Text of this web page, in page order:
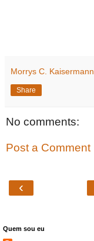
Morrys C. Kaisermann
Share
No comments:
Post a Comment
‹
Quem sou eu